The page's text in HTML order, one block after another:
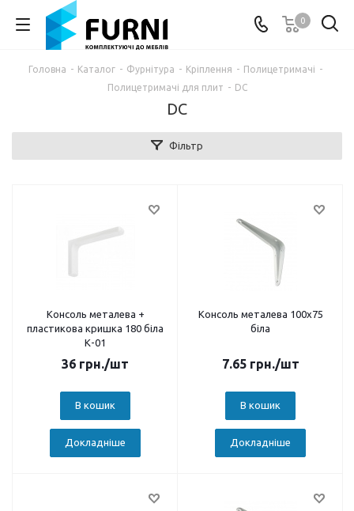
0
Головна - Каталог - Фурнітура - Кріплення - Полицетримачі -
Полицетримачі для плит - DC
DC
Фільтр
Консоль металева +
пластикова кришка 180 біла
К-01
36 грн./шт
В кошик
Докладніше
Консоль металева 100х75
біла
7.65грн./шт
В кошик
Докладніше